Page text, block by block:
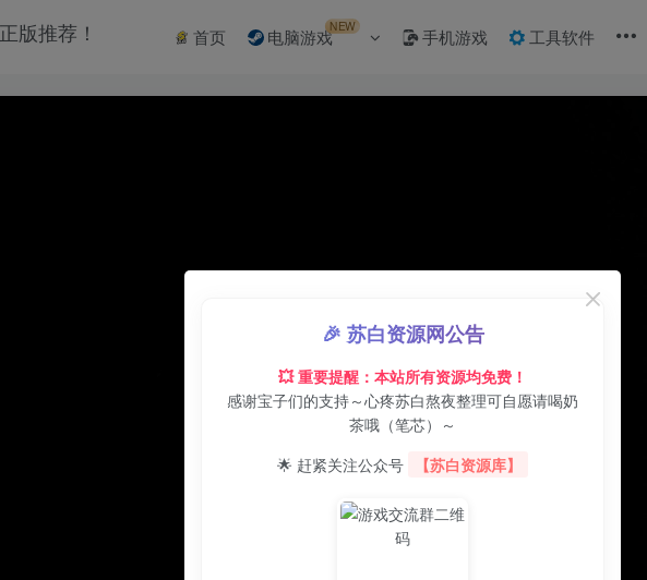
首页 电脑游戏NEW 手机游戏 工具软件
🎉 苏白资源网公告
💥 重要提醒：本站所有资源均免费！
感谢宝子们的支持～心疼苏白熬夜整理可自愿请喝奶
茶哦（笔芯）～
🌟 赶紧关注公众号
【苏白资源库】